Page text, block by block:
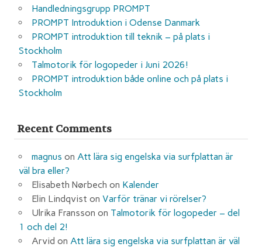
Handledningsgrupp PROMPT
PROMPT Introduktion i Odense Danmark
PROMPT introduktion till teknik – på plats i
Stockholm
Talmotorik för logopeder i Juni 2026!
PROMPT introduktion både online och på plats i
Stockholm
Recent Comments
magnus on Att lära sig engelska via surfplattan är
väl bra eller?
Elisabeth Nørbech on Kalender
Elin Lindqvist on Varför tränar vi rörelser?
Ulrika Fransson on Talmotorik för logopeder – del
1 och del 2!
Arvid on Att lära sig engelska via surfplattan är väl